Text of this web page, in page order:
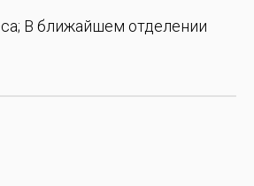
В ближайшем отделении